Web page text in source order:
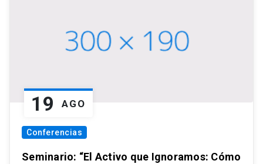
19 AGO
Conferencias
Seminario: “El Activo que Ignoramos: Cómo